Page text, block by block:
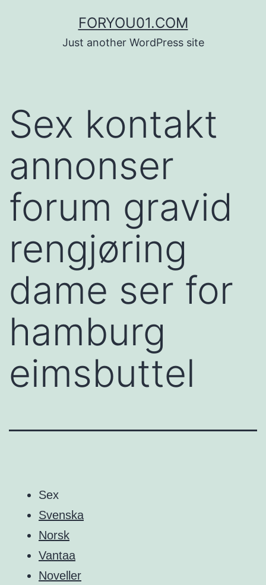
ッ
FORYOU01.COM
Just another WordPress site
Sex kontakt
annonser
forum gravid
rengjøring
dame ser for
hamburg
eimsbuttel
Sex
Svenska
Norsk
Vantaa
Noveller